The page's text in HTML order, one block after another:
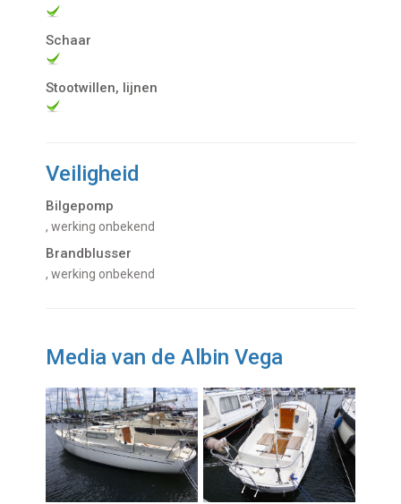
Schaar
Stootwillen, lijnen
Veiligheid
Bilgepomp
, werking onbekend
Brandblusser
, werking onbekend
Media van de Albin Vega